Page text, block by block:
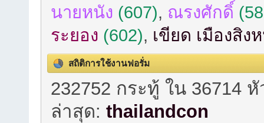
นายหนัง (607), ณรงศักดิ์
ระยอง (602), เขียด เมืองสิง
สถิติการใช้งานฟอรั่ม
232752 กระทู้ ใน 36714
ล่าสุด:thailandcon